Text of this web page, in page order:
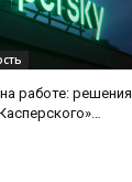
работе: решения
по итогам